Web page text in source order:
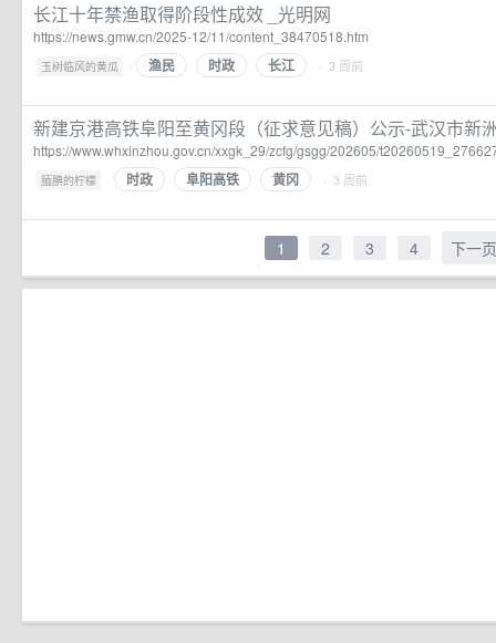
长江十年禁渔取得阶段性成效 _光明网
https://news.gmw.cn/2025-12/11/content_38470518.htm
玉树临风的黄瓜 · 渔民 时政 长江 · 3 周前
新建京港高铁阜阳至黄冈段（征求意见稿）公示-武汉市新
https://www.whxinzhou.gov.cn/xxgk_29/zcfg/gsgg/202605/
腼腆的柠檬 · 时政 阜阳高铁 黄冈 · 3 周前
1 2 3 4 下一页